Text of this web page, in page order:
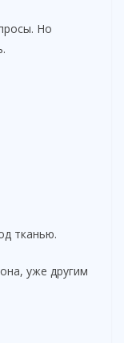
Но
тканью.
уже другим